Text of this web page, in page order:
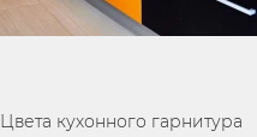
Цвета кухонного гарнитура